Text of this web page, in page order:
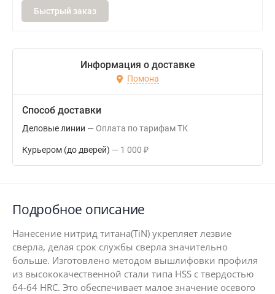
Быстрый заказ
Информация о доставке
Помона
Способ доставки
Деловые линии Оплата по тарифам ТК
Курьером (до дверей) 1 000 ₽
Подробное описание
Нанесение нитрид титана(TiN) укрепляет лезвие
сверла, делая срок службы сверла значительно
больше. Изготовлено методом вышлифовки профиля
из высококачественной стали типа HSS с твердостью
64-64 HRC. Это обеспечивает малое значение осевого